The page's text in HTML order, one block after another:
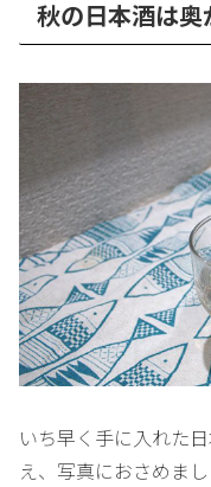
秋の日本酒は奥
いち早く手に入れた
え、写真におさめまし